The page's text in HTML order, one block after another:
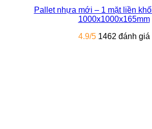
Pallet nhựa mới – 1 mặt liền
1000x1000x165mm
4.9/5 1462 đánh giá